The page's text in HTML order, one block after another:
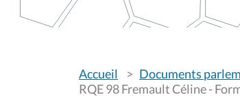
o
u
s
Accueil
Documents
RQE 98 Fremault Céline -